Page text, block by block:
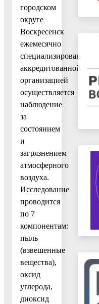
городском
округе
Воскресенск
ежемесячно
специализированной
аккредитованной
организацией
осуществляется
наблюдение
за
состоянием
и
загрязнением
атмосферного
воздуха.
Исследование
проводится
по 7
компонентам:
пыль
(взвешенные
вещества),
оксид
углерода,
диоксид